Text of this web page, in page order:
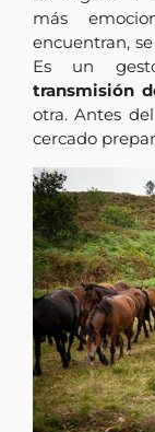
más
encuentran,
Es un
transmisión
otra. Antes
cercado